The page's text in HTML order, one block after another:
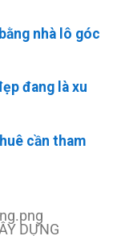
nhà lô góc
đang là xu
cần tham
DỰNG